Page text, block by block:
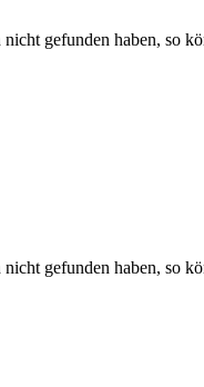
gefunden haben, so
gefunden haben, so